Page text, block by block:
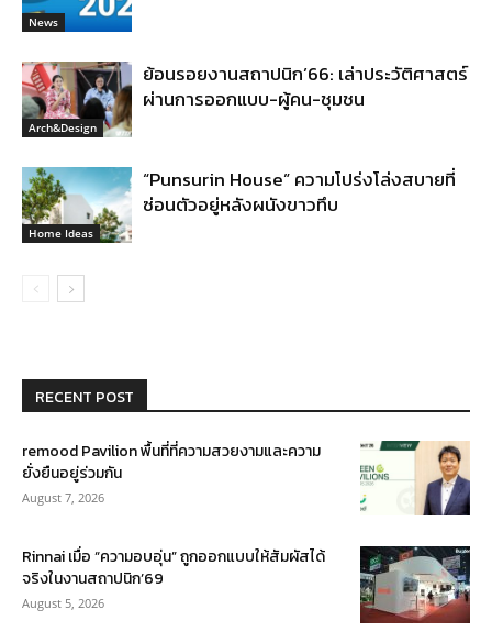
News
Arch&Design
ย้อนรอยงานสถาปนิก’66: เล่าประวัติศาสตร์
ผ่านการออกแบบ-ผู้คน-ชุมชน
Home Ideas
“Punsurin House” ความโปร่งโล่งสบายที่
ซ่อนตัวอยู่หลังผนังขาวทึบ
RECENT POST
remood Pavilion พื้นที่ที่ความสวยงามและความ
ยั่งยืนอยู่ร่วมกัน
August 7, 2026
Rinnai เมื่อ “ความอบอุ่น” ถูกออกแบบให้สัมผัสได้
จริงในงานสถาปนิก’69
August 5, 2026